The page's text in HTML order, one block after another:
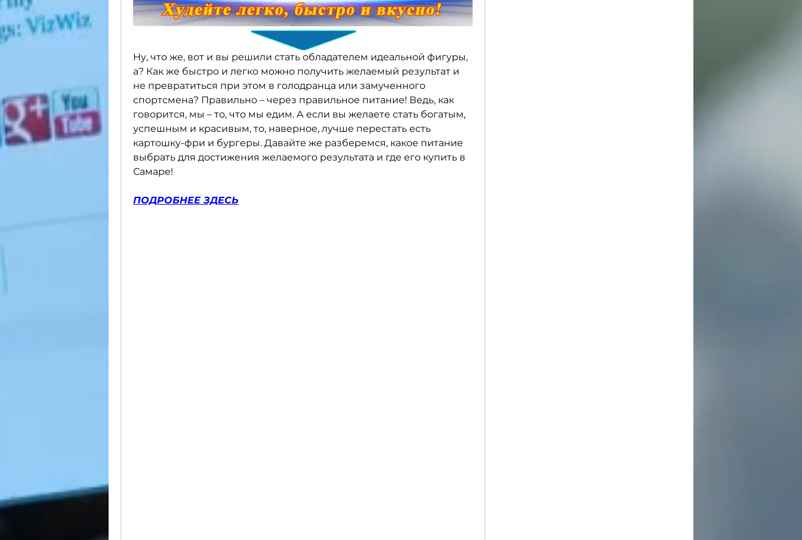
Ну, что же, вот и вы решили стать обладателем идеальной фигуры,
а? Как же быстро и легко можно получить желаемый результат и
не превратиться при этом в голодранца или замученного
спортсмена? Правильно – через правильное питание! Ведь, как
говорится, мы – то, что мы едим. А если вы желаете стать богатым,
успешным и красивым, то, наверное, лучше перестать есть
картошку-фри и бургеры. Давайте же разберемся, какое питание
выбрать для достижения желаемого результата и где его купить в
Самаре!
ПОДРОБНЕЕ ЗДЕСЬ